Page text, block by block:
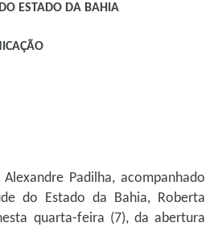
ESTADO DA BAHIA
Padilha, acompanhado
do Estado da Bahia, Roberta
quarta-feira (7), da abertura